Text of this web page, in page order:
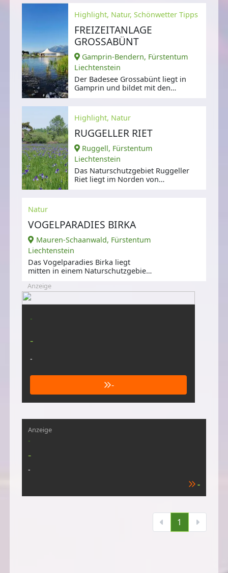
Highlight, Natur, Schönwetter Tipps
FREIZEITANLAGE
GROSSABÜNT
Gamprin-Bendern, Fürstentum
Liechtenstein
Der Badesee Grossabünt liegt in
Gamprin und bildet mit den
Highlight, Natur
RUGGELLER RIET
Ruggell, Fürstentum
Liechtenstein
Das Naturschutzgebiet Ruggeller
Riet liegt im Norden von
Natur
VOGELPARADIES BIRKA
Mauren-Schaanwald, Fürstentum
Liechtenstein
Das Vogelparadies Birka liegt
mitten in einem Naturschutzgebiet
Anzeige
-
-
-
-
Anzeige
-
-
-
-
1